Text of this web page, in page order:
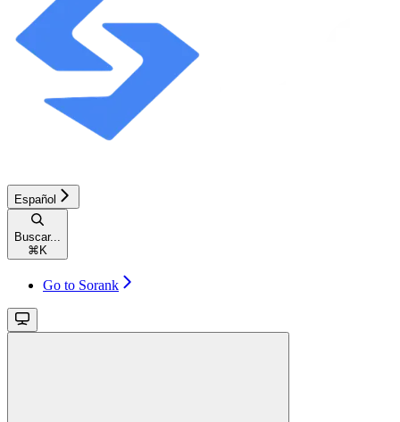
Español
Buscar...
⌘ K
Go to Sorank